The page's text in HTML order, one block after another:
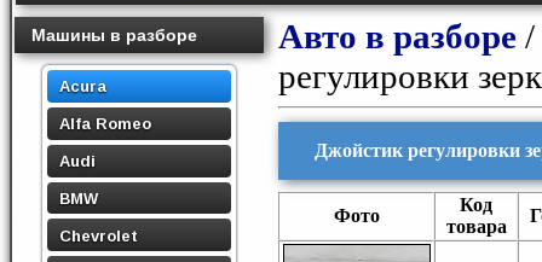
Машины в разборе
Acura
Alfa Romeo
Audi
BMW
Chevrolet
Авто в разборе /
регулировки
Джойстик регулировки
Фото
Код
товара